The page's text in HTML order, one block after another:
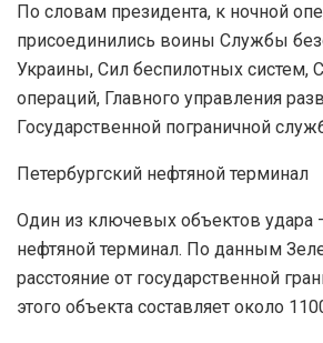
По словам президента, к ночной
присоединились воины Службы
Украины, Сил беспилотных систем,
операций, Главного управления
Государственной пограничной
Петербургский нефтяной терминал
Один из ключевых объектов удара
нефтяной терминал. По данным
расстояние от государственной
этого объекта составляет около